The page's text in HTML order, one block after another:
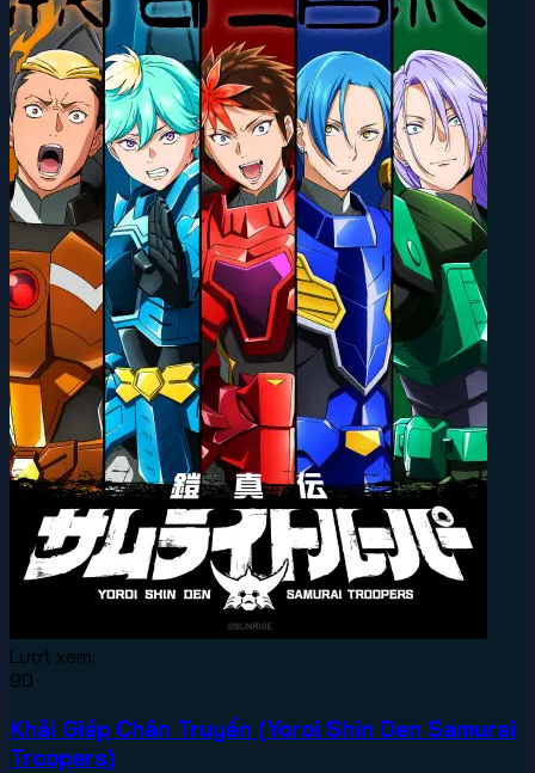
Lượt xem:
90
Khải Giáp Chân Truyền (Yoroi Shin Den Samurai
Troopers)